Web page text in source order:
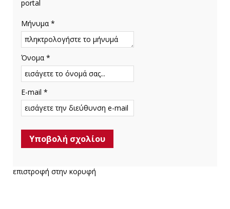
portal
Μήνυμα *
Όνομα *
E-mail *
επιστροφή στην κορυφή